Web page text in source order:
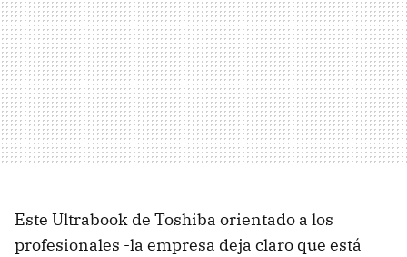
Este Ultrabook de Toshiba orientado a los
profesionales -la empresa deja claro que está